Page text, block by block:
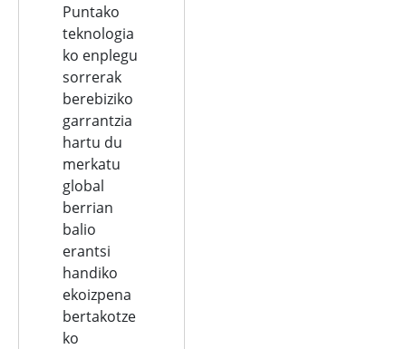
Puntako
teknologia
ko enplegu
sorrerak
berebiziko
garrantzia
hartu du
merkatu
global
berrian
balio
erantsi
handiko
ekoizpena
bertakotze
ko